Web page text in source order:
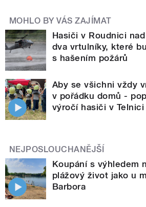
MOHLO BY VÁS ZAJÍMAT
Hasiči v Roudnici
dva vrtulníky, které
s hašením požárů
Aby se všichni vždy
v pořádku domů -
výročí hasiči v Telnici
NEJPOSLOUCHANĚJŠÍ
Koupání s výhledem
plážový život jako u
Barbora